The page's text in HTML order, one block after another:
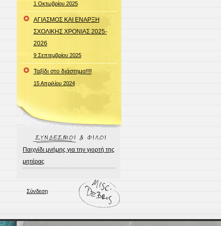
1 Οκτωβρίου 2025
ΑΓΙΑΣΜΟΣ ΚΑΙ ΕΝΑΡΞΗ
ΣΧΟΛΙΚΗΣ ΧΡΟΝΙΑΣ 2025-
2026
9 Σεπτεμβρίου 2025
Ταξίδι στο διάστημα!!!!
15 Απριλίου 2024
Παιχνίδι μνήμης για την γιορτή της
μητέρας
Σύνδεση